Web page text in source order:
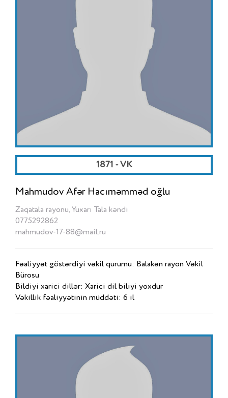
1871 - VK
Mahmudov Afər Hacıməmməd oğlu
Zaqatala rayonu, Yuxarı Tala kəndi
0775292862
mahmudov-17-88@mail.ru
Fəaliyyət göstərdiyi vəkil qurumu: Balakən rayon Vəkil
Bürosu
Bildiyi xarici dillər: Xarici dil biliyi yoxdur
Vəkillik fəaliyyətinin müddəti: 6 il